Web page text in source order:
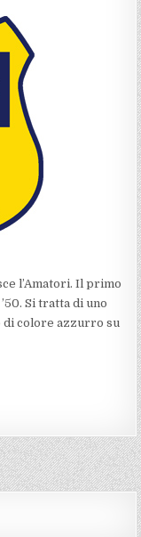
l’Amatori. Il primo
Si tratta di uno
di colore azzurro su